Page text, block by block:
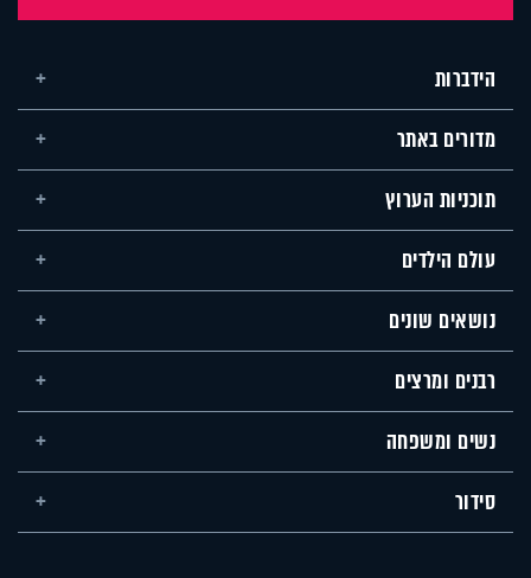
הידברות
מדורים באתר
תוכניות הערוץ
עולם הילדים
נושאים שונים
רבנים ומרצים
נשים ומשפחה
סידור